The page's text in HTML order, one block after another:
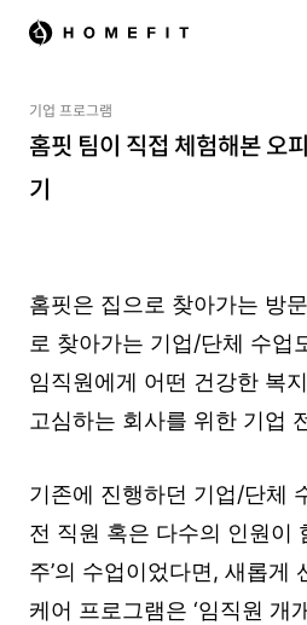
기업 프로그램
홈핏 팀이 직접 체험해본 오
기
홈핏은 집으로 찾아가는 방
로 찾아가는 기업/단체 수업
임직원에게 어떤 건강한 복
고심하는 회사를 위한 기업
기존에 진행하던 기업/단체
전 직원 혹은 다수의 인원이
주’의 수업이었다면, 새롭게
케어 프로그램은 ‘임직원 개